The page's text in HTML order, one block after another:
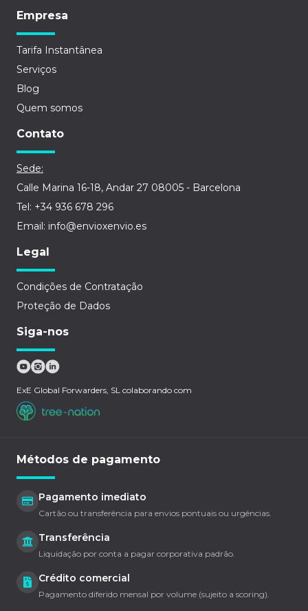
Empresa
Tarifa Instantânea
Serviços
Blog
Quem somos
Contato
Sede:
Calle Marina 16-18, Andar 27 08005 - Barcelona
Tel: +34 936 678 296
Email: info@envioxenvio.es
Legal
Condições de Contratação
Proteção de Dados
Siga-nos
ExE Global Forwarders, SL colaborando com
Métodos de pagamento
Pagamento imediato
Cartão ou transferência para envios pontuais ou urgências.
Transferência
Liquidação por conta a pagar corporativa padrão.
Crédito comercial
Pagamento diferido mensal por volume (sujeito a scoring).